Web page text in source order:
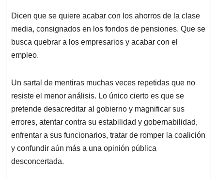
Dicen que se quiere acabar con los ahorros de la clase
media, consignados en los fondos de pensiones. Que se
busca quebrar a los empresarios y acabar con el
empleo.
Un sartal de mentiras muchas veces repetidas que no
resiste el menor análisis. Lo único cierto es que se
pretende desacreditar al gobierno y magnificar sus
errores, atentar contra su estabilidad y gobernabilidad,
enfrentar a sus funcionarios, tratar de romper la coalición
y confundir aún más a una opinión pública
desconcertada.